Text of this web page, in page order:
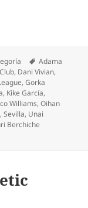
Etiquetas
Adama
, Dani Vivian,
,Gorka
, Kike García,
Williams,Oihan
,Sevilla, Unai
Berchiche